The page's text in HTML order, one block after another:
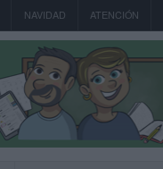
NAVIDAD ATENCIÓN